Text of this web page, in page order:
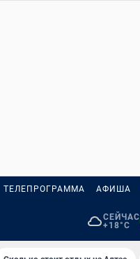
ТЕЛЕПРОГРАММА АФИША
СЕЙЧАС
+18°C